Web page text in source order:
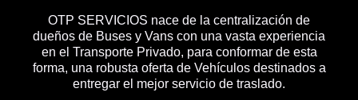
OTP SERVICIOS nace de la centralización de
dueños de Buses y Vans con una vasta experiencia
en el Transporte Privado, para conformar de esta
forma, una robusta oferta de Vehículos destinados a
entregar el mejor servicio de traslado.